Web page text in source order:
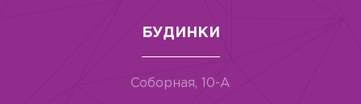
БУДИНКИ
Соборная, 10-А